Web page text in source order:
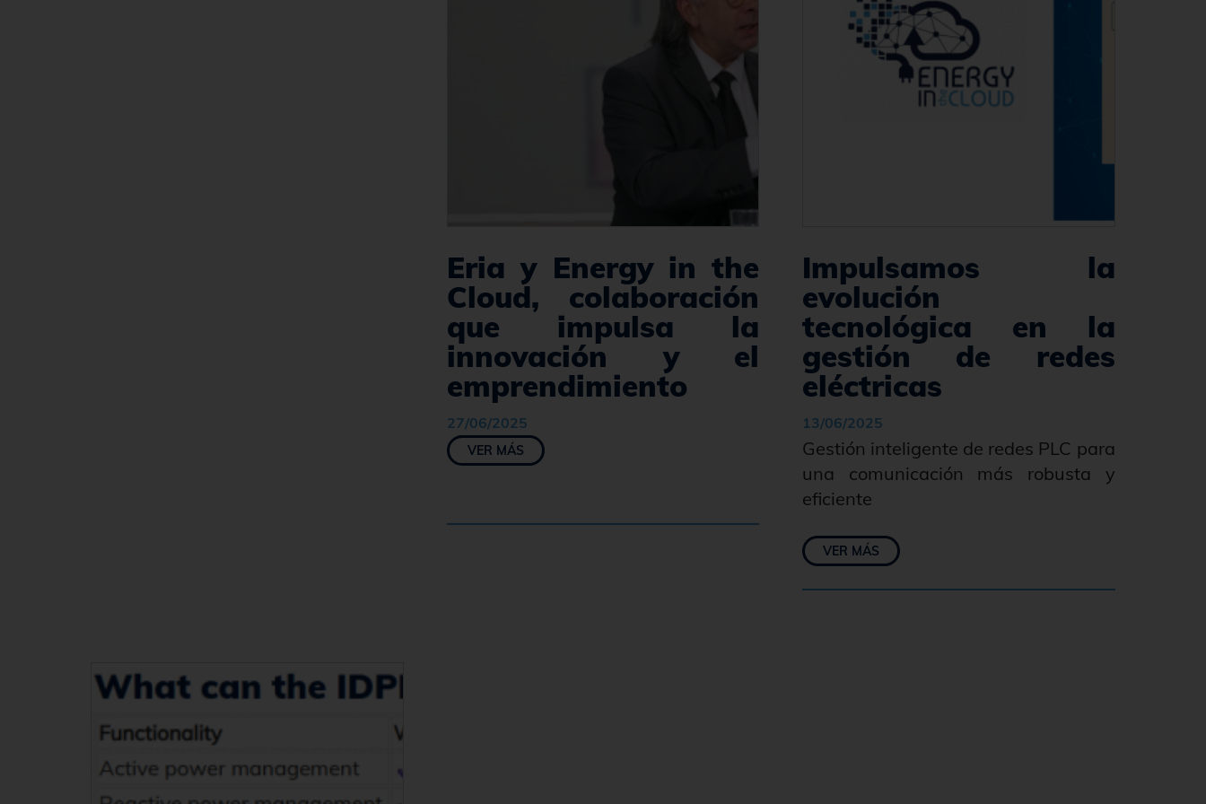
Eria y Energy in the
Cloud, colaboración
que impulsa la
innovación y el
emprendimiento
27/06/2025
VER MÁS
Impulsamos la
evolución
tecnológica en la
gestión de redes
eléctricas
13/06/2025
Gestión inteligente de redes PLC para
una comunicación más robusta y
eficiente
VER MÁS